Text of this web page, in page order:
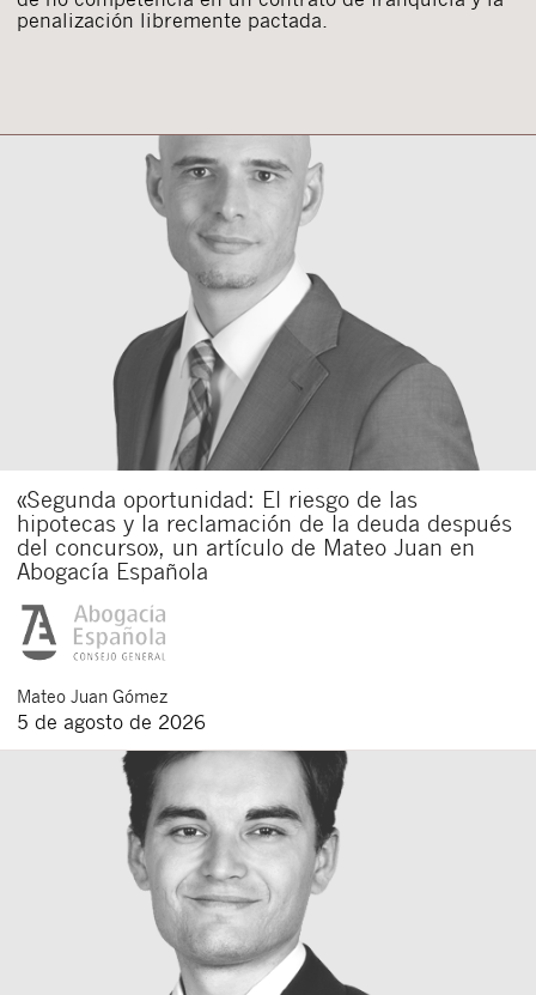
penalización libremente pactada.
«Segunda oportunidad: El riesgo de las
hipotecas y la reclamación de la deuda después
del concurso», un artículo de Mateo Juan en
Abogacía Española
Mateo Juan Gómez
5 de agosto de 2026